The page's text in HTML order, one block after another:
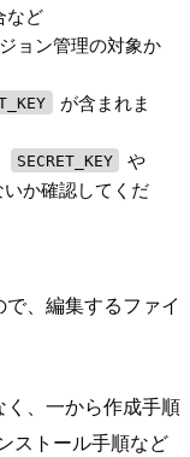
など
ョン管理の対象か
が含まれま
SECRET_KEY
や
か確認してくだ
、編集するファイ
、一から作成手順
ストール手順など